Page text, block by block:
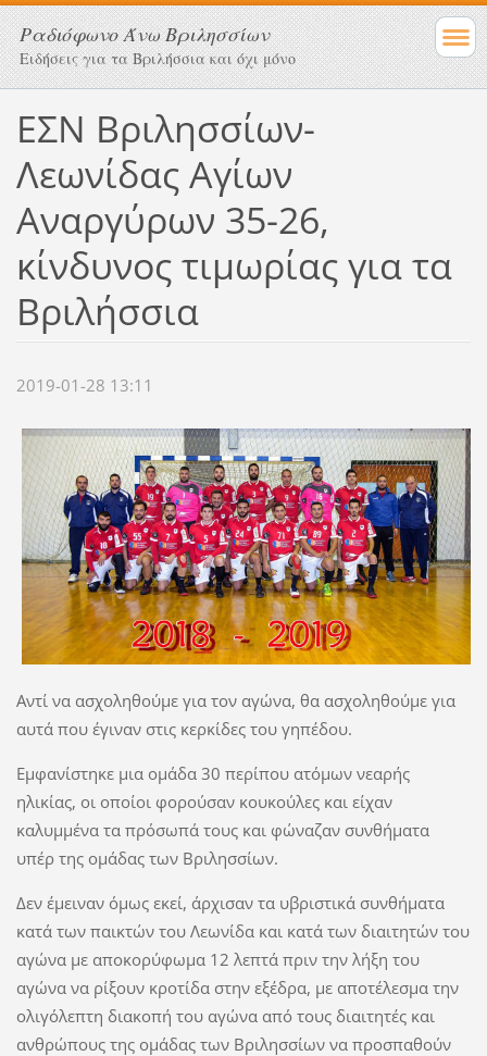
Ραδιόφωνο Άνω Βριλησσίων
Ειδήσεις για τα Βριλήσσια και όχι μόνο
ΕΣΝ Βριλησσίων-
Λεωνίδας Αγίων
Αναργύρων 35-26,
κίνδυνος τιμωρίας για τα
Βριλήσσια
2019-01-28 13:11
Αντί να ασχοληθούμε για τον αγώνα, θα ασχοληθούμε για
αυτά που έγιναν στις κερκίδες του γηπέδου.
Εμφανίστηκε μια ομάδα 30 περίπου ατόμων νεαρής
ηλικίας, οι οποίοι φορούσαν κουκούλες και είχαν
καλυμμένα τα πρόσωπά τους και φώναζαν συνθήματα
υπέρ της ομάδας των Βριλησσίων.
Δεν έμειναν όμως εκεί, άρχισαν τα υβριστικά συνθήματα
κατά των παικτών του Λεωνίδα και κατά των διαιτητών του
αγώνα με αποκορύφωμα 12 λεπτά πριν την λήξη του
αγώνα να ρίξουν κροτίδα στην εξέδρα, με αποτέλεσμα την
ολιγόλεπτη διακοπή του αγώνα από τους διαιτητές και
ανθρώπους της ομάδας των Βριλησσίων να προσπαθούν